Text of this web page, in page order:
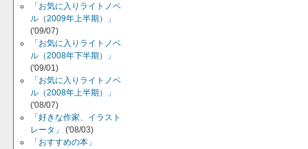
「お気に入りライトノベ
ル（2009年上半期）」
('09/07)
「お気に入りライトノベ
ル（2008年下半期）」
('09/01)
「お気に入りライトノベ
ル（2008年上半期）」
('08/07)
「好きな作家、イラスト
レータ」
('08/03)
「おすすめの本」